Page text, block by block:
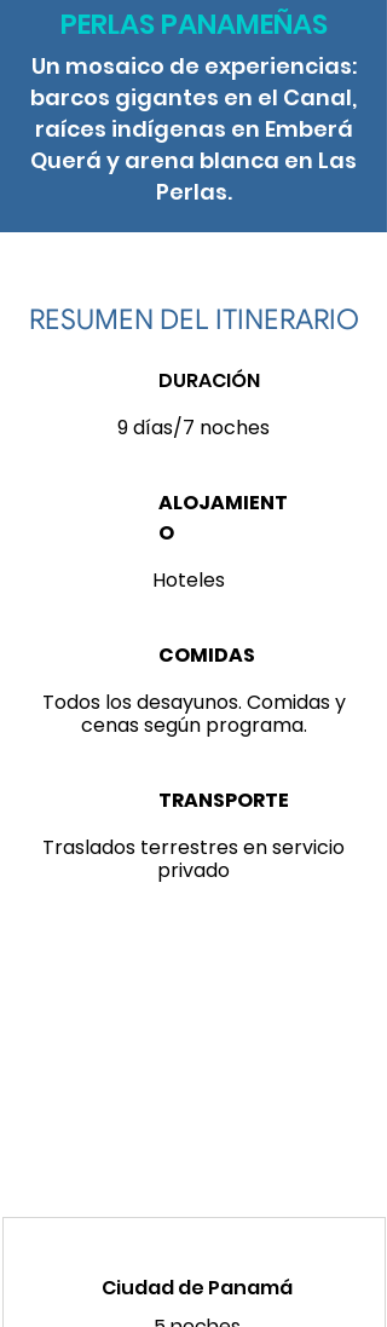
PERLAS PANAMEÑAS
Un mosaico de experiencias:
barcos gigantes en el Canal,
raíces indígenas en Emberá
Querá y arena blanca en Las
Perlas.
RESUMEN DEL ITINERARIO
DURACIÓN
9 días/7 noches
ALOJAMIENT
O
Hoteles
COMIDAS
Todos los desayunos. Comidas y
cenas según programa.
TRANSPORTE
Traslados terrestres en servicio
privado
Ciudad de Panamá